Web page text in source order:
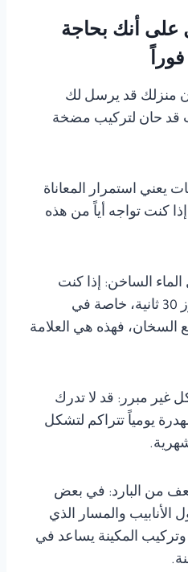
على أنك بحاجة
منزلك قد يرسل لك
قد حان لتركيب مضخة
يعني استمرار المعاناة
كنت تواجه أياً من هذه
الماء الساخن: إذا كنت
تضطر للانتظار لمدة تتجاوز 30 ثانية، خاصة في
السخان، فهذه هي العلامة
غير مبرر: قد لا تدرك
يومياً تتراكم لتشكل
من البارد: في بعض
الأنابيب والمسار الذي
المكينة يساعد في